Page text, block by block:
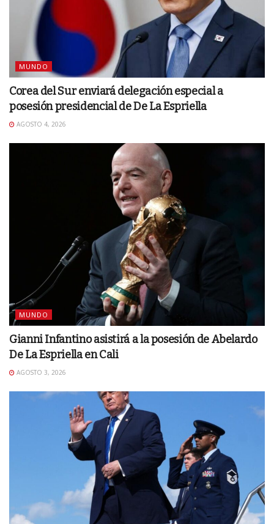
MUNDO
Corea del Sur enviará delegación especial a
posesión presidencial de De La Espriella
AGOSTO 4, 2026
MUNDO
Gianni Infantino asistirá a la posesión de Abelardo
De La Espriella en Cali
AGOSTO 3, 2026